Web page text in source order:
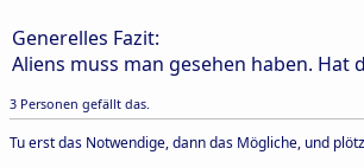
Generelles Fazit:
Aliens muss man gesehen haben. Hat
3 Personen gefällt das.
Tu erst das Notwendige, dann das Mögliche, und